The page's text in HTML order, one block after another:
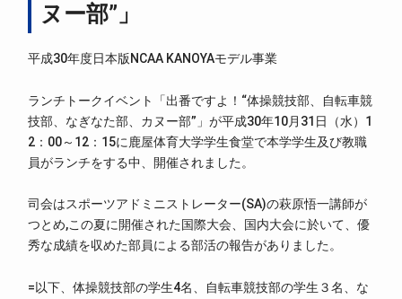
ヌー部”」
平成30年度日本版NCAA KANOYAモデル事業
ランチトークイベント「出番ですよ！“体操競技部、自転車競
技部、なぎなた部、カヌー部”」が平成30年10月31日（水）1
2：00～12：15に鹿屋体育大学学生食堂で本学学生及び教職
員がランチをする中、開催されました。
司会はスポーツアドミニストレーター(SA)の萩原悟一講師が
つとめ,この夏に開催された国際大会、国内大会に於いて、優
秀な成績を収めた部員による部活の報告がありました。
=以下、体操競技部の学生4名、自転車競技部の学生３名、な